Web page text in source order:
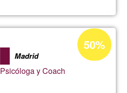
Madrid
Psicóloga y Coach
Acceptance
percentage
50%